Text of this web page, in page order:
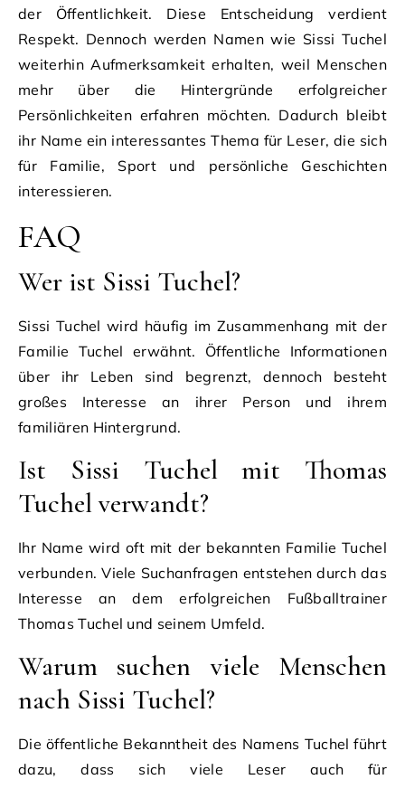
der Öffentlichkeit. Diese Entscheidung verdient
Respekt. Dennoch werden Namen wie Sissi Tuchel
weiterhin Aufmerksamkeit erhalten, weil Menschen
mehr über die Hintergründe erfolgreicher
Persönlichkeiten erfahren möchten. Dadurch bleibt
ihr Name ein interessantes Thema für Leser, die sich
für Familie, Sport und persönliche Geschichten
interessieren.
FAQ
Wer ist Sissi Tuchel?
Sissi Tuchel wird häufig im Zusammenhang mit der
Familie Tuchel erwähnt. Öffentliche Informationen
über ihr Leben sind begrenzt, dennoch besteht
großes Interesse an ihrer Person und ihrem
familiären Hintergrund.
Ist Sissi Tuchel mit Thomas
Tuchel verwandt?
Ihr Name wird oft mit der bekannten Familie Tuchel
verbunden. Viele Suchanfragen entstehen durch das
Interesse an dem erfolgreichen Fußballtrainer
Thomas Tuchel und seinem Umfeld.
Warum suchen viele Menschen
nach Sissi Tuchel?
Die öffentliche Bekanntheit des Namens Tuchel führt
dazu, dass sich viele Leser auch für